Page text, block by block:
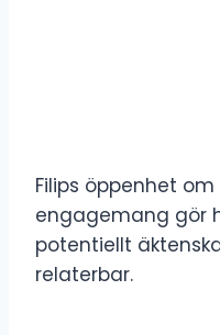
Filips öppenhet
engagemang gör
potentiellt
relaterbar.